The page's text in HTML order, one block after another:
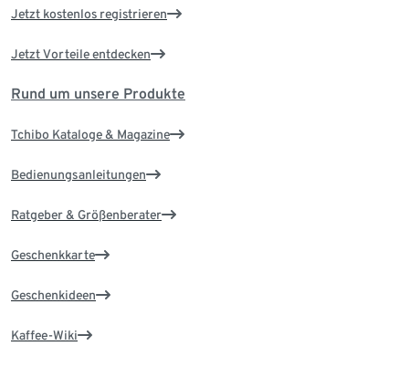
Jetzt kostenlos registrieren
Jetzt Vorteile entdecken
Rund um unsere Produkte
Tchibo Kataloge & Magazine
Bedienungsanleitungen
Ratgeber & Größenberater
Geschenkkarte
Geschenkideen
Kaffee-Wiki